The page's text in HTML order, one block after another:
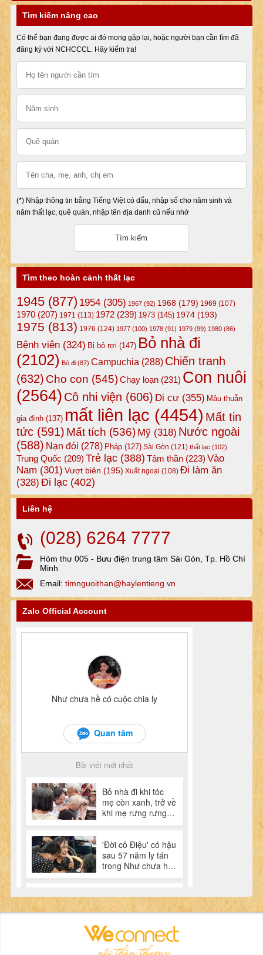
Tìm kiếm nâng cao
Có thể bạn đang được ai đó mong gặp lại, hoặc người bạn cần tìm đã
đăng ký với NCHCCCL. Hãy kiểm tra!
(*) Nhập thông tin bằng Tiếng Việt có dấu, nhập số cho năm sinh và
năm thất lạc, quê quán, nhập tên địa danh cũ nếu nhớ
Tìm theo hoàn cảnh thất lạc
1945(877) 1954(305) 1967(92) 1968(179) 1969 (107)
1970(207) 1971 (113) 1972(239) 1973(145) 1974(193)
1975 (813) 1976 (124) 1977(100) 1978(91) 1979(99) 1980(86)
Bệnh viện(324) Bị bỏ rơi (147) Bỏ nhà đi
(2102) Bỏ đi(87) Campuchia (288) Chiến tranh
(632) Cho con (545)Chạy loạn(231) Con nuôi
(2564) Cô nhi viện (606) Di cư(355) Mâu thuẫn
gia đình(137) mất liên lạc (4454) Mất tin
tức(591) Mất tích (536) Mỹ(318) Nước ngoài
(588) Nạn đói (278) Pháp(127) Sài Gòn (121) thất lạc (102)
Trung Quốc (209) Trẻ lạc(388) Tâm thần(223) Vào
Nam (301) Vượt biên (195) Xuất ngoại (108) Đi làm ăn
(328) Đi lạc(402)
Liên hệ
(028) 6264 7777
Hòm thư 005 - Bưu điện trung tâm Sài Gòn, Tp. Hồ Chí
Minh
Email: timnguoithan@haylentieng.vn
Zalo Official Account